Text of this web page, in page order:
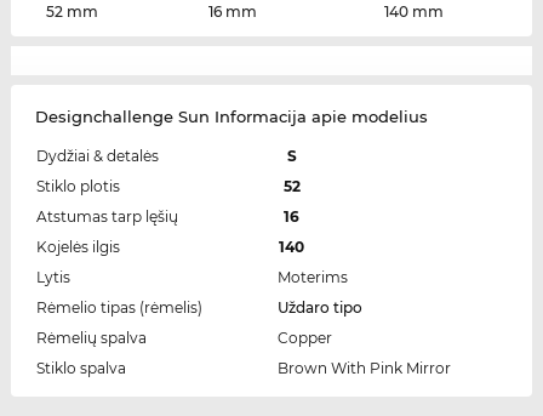
52 mm
16 mm
140 mm
Designchallenge Sun Informacija apie modelius
Dydžiai & detalės
S
Stiklo plotis
52
Atstumas tarp lęšių
16
Kojelės ilgis
140
Lytis
Moterims
Rėmelio tipas (rėmelis)
Uždaro tipo
Rėmelių spalva
Copper
Stiklo spalva
Brown With Pink Mirror